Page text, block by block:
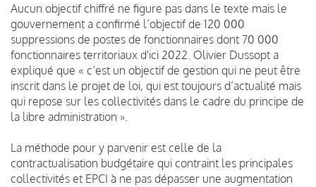
Aucun objectif chiffré ne figure pas dans le texte mais le
gouvernement a confirmé l’objectif de 120 000
suppressions de postes de fonctionnaires dont 70 000
fonctionnaires territoriaux d'ici 2022. Olivier Dussopt a
expliqué que « c’est un objectif de gestion qui ne peut être
inscrit dans le projet de loi, qui est toujours d’actualité mais
qui repose sur les collectivités dans le cadre du principe de
la libre administration ».
La méthode pour y parvenir est celle de la
contractualisation budgétaire qui contraint les principales
collectivités et EPCI à ne pas dépasser une augmentation